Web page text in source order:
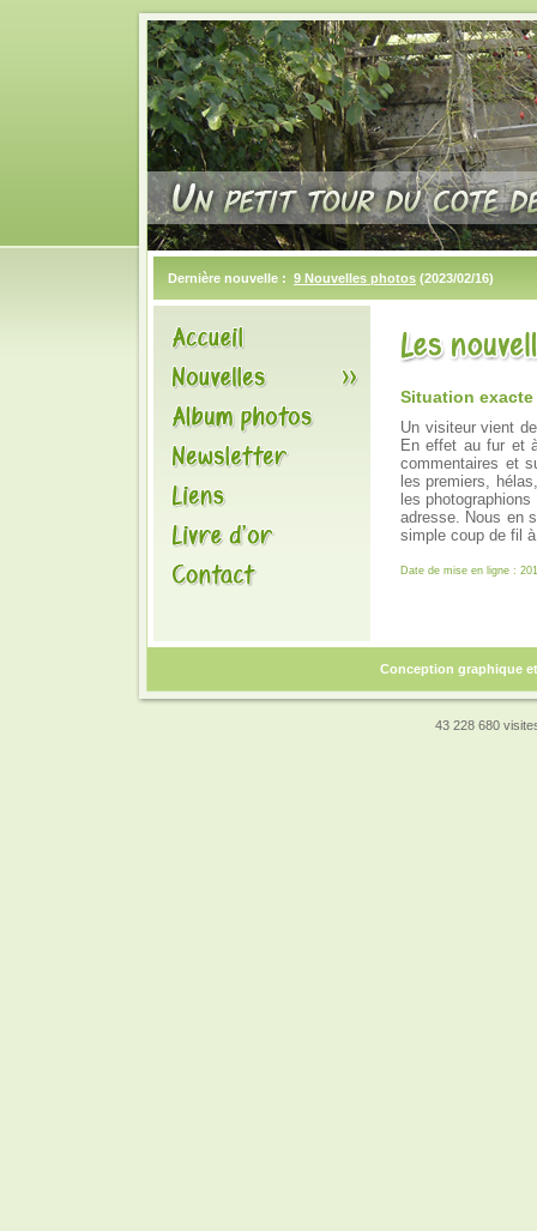
Dernière nouvelle : 9 Nouvelles photos (2023/02/16)
Situation
Un visiteur vient
En effet au fur et
commentaires et
les premiers,
les
adresse. Nous en
simple coup de fil
Date de mise en ligne :
Conception graphique
43 228 680